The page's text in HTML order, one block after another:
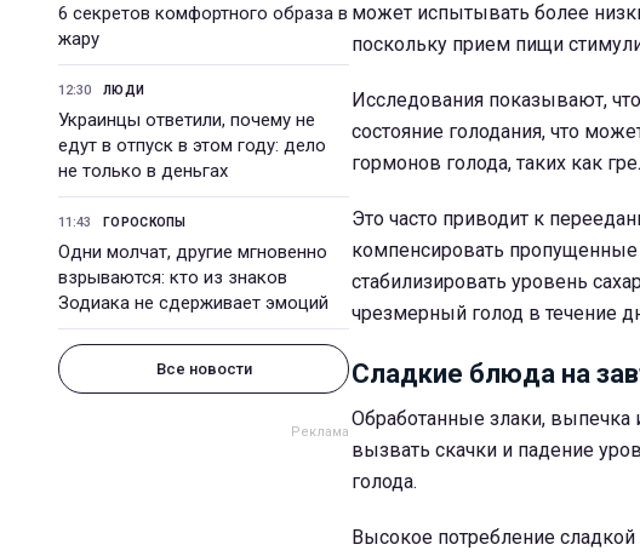
6 секретов комфортного образа в
жару
12:30 ЛЮДИ
Украинцы ответили, почему не
едут в отпуск в этом году: дело
не только в деньгах
11:43 ГОРОСКОПЫ
Одни молчат, другие мгновенно
взрываются: кто из знаков
Зодиака не сдерживает эмоций
Все новости
может испытывать более
поскольку прием пищи
Исследования показывают,
состояние голодания, что
гормонов голода, таких как
Это часто приводит к
компенсировать
стабилизировать уровень
чрезмерный голод в течение
Сладкие блюда на
Обработанные злаки,
вызвать скачки и падение
голода.
Высокое потребление